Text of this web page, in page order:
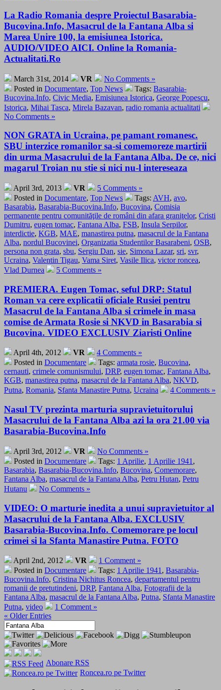
La Radio Romania despre Proiectul Basarabia-
Bucovina.Info, Masacrul de la Fantana Alba si
Marea Unire 100, la emisiunea Istorica.
AUDIO/VIDEO AICI. Online la Romania-
Actualitati.Ro
March 31st, 2014 VR
No Comments »
Posted in Documentare, Top News Tags: Basarabia-
Bucovina.Info, Civic Media, Emisiunea Istorica, George Popescu,
Istorica, Mihai Tasca, Mirela Bazavan, radio romania actualitati
No Comments »
NON GRATA in Ucraina, pe pamant romanesc.
SBU interzice romanilor sa-si comemoreze martirii
din urma Masacrului de la Fantana Alba. De ce, nici
magarul Troian nu stie si nici nu-l intereseaza
April 3rd, 2013 VR
5 Comments »
Posted in Documentare, Top News Tags: AVH, avo,
Basarabia, Basarabia-Bucovina.Info, Bucovina, Comisia
permanente pentru comunităţile de români din afara graniţelor, Cristi
Dumitru, eugen tomac, Fantana Alba, FSB, Insula Serpilor,
interdictie, KGB, MAE, manastirea putna, masacrul de la Fantana
Alba, nordul Bucovinei, Organizatia Studentilor Basarabeni, OSB,
persona non grata, sbu, Sergiu Dan, sie, Simona Lazar, sri, svr,
Ucraina, Valentin Tigau, Vama Siret, Vasile Ilica, victor roncea,
Vlad Durnea
5 Comments »
PREMIERA. Eugen Tomac, seful DRP: Statul
Roman va cere explicatii oficiale Rusiei pentru
Masacrul de la Fantana Alba si crimele in masa
comise de Armata Rosie si NKVD in Basarabia si
Bucovina. VIDEO EXCLUSIV Ziaristi Online
April 4th, 2012 VR
4 Comments »
Posted in Documentare Tags: armata rosie, Bucovina,
cernauti, crimele comunismului, DRP, eugen tomac, Fantana Alba,
KGB, manastirea putna, masacrul de la Fantana Alba, NKVD,
Putna, Romania, Sfanta Manastire Putna, Ucraina 4 Comments »
Nasul TV prezinta marturia supravietuitorului
Masacrului de la Fantana Alba azi la ora 21.00 via
Basarabia-Bucovina.Info
April 3rd, 2012 VR
No Comments »
Posted in Documentare Tags: 1 Aprilie, 1 Aprilie 1941 ,
Basarabia, Basarabia-Bucovina.Info, Bucovina, Comemorare,
Fantana Alba, masacrul de la Fantana Alba, Petru Hutan, Petru
Hutanu
No Comments »
VIDEO: O marturie inedita a unui supravietuitor al
Masacrului de la Fantana Alba. EXCLUSIV
Basarabia-Bucovina.Info. Comemorare pe locul
crimei si la Sfanta Manastire Putna. FOTO
April 2nd, 2012 VR
1 Comment »
Posted in Documentare Tags: 1 Aprilie 1941 , Basarabia-
Bucovina.Info, Cristina Nichitus Roncea, departamentul pentru
romanii de pretutindeni, DRP, Fantana Alba, Fotografii de la
Fantana Alba, masacrul de la Fantana Alba, Putna, Sfanta Manastire
Putna, video
1 Comment »
« Older Entries
Abonare RSS
Roncea.ro pe Twitter